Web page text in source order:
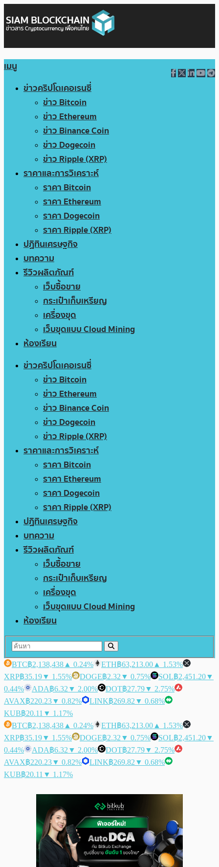
เมนู
ข่าวคริปโตเคอเรนซี่
ข่าว Bitcoin
ข่าว Ethereum
ข่าว Binance Coin
ข่าว Dogecoin
ข่าว Ripple (XRP)
ราคาและการวิเคราะห์
ราคา Bitcoin
ราคา Ethereum
ราคา Dogecoin
ราคา Ripple (XRP)
ปฏิทินเศรษฐกิจ
บทความ
รีวิวผลิตภัณฑ์
เว็บซื้อขาย
กระเป๋าเก็บเหรียญ
เครื่องขุด
เว็บขุดแบบ Cloud Mining
ห้องเรียน
ข่าวคริปโตเคอเรนซี่
ข่าว Bitcoin
ข่าว Ethereum
ข่าว Binance Coin
ข่าว Dogecoin
ข่าว Ripple (XRP)
ราคาและการวิเคราะห์
ราคา Bitcoin
ราคา Ethereum
ราคา Dogecoin
ราคา Ripple (XRP)
ปฏิทินเศรษฐกิจ
บทความ
รีวิวผลิตภัณฑ์
เว็บซื้อขาย
กระเป๋าเก็บเหรียญ
เครื่องขุด
เว็บขุดแบบ Cloud Mining
ห้องเรียน
BTC฿2,138,438 ▲ 0.24% ETH฿63,213.00 ▲ 1.53%
XRP฿35.19▼ 1.55% DOGE฿2.32 ▼ 0.75% SOL฿2,451.20▼
0.44%
ADA฿6.32 ▼ 2.00% DOT฿27.79▼ 2.75%
AVAX฿220.23▼ 0.82% LINK฿269.82 ▼ 0.68%
KUB฿20.11 ▼ 1.17%
BTC฿2,138,438 ▲ 0.24% ETH฿63,213.00 ▲ 1.53%
XRP฿35.19▼ 1.55% DOGE฿2.32 ▼ 0.75% SOL฿2,451.20▼
0.44%
ADA฿6.32 ▼ 2.00% DOT฿27.79▼ 2.75%
AVAX฿220.23▼ 0.82% LINK฿269.82 ▼ 0.68%
KUB฿20.11 ▼ 1.17%